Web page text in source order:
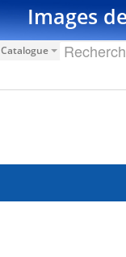
Images
Catalogue